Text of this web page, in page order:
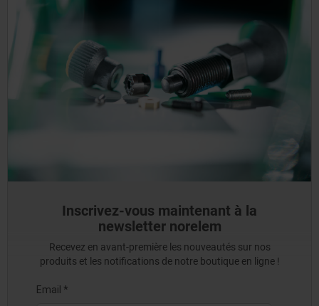
Inscrivez-vous maintenant à la
newsletter norelem
Recevez en avant-première les nouveautés sur nos
produits et les notifications de notre boutique en ligne !